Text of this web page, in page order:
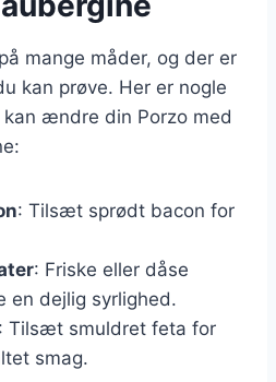
mange måder, og der er
kan prøve. Her er nogle
ændre din Porzo med
: Tilsæt sprødt bacon for
: Friske eller dåse
en dejlig syrlighed.
: Tilsæt smuldret feta for
smag.